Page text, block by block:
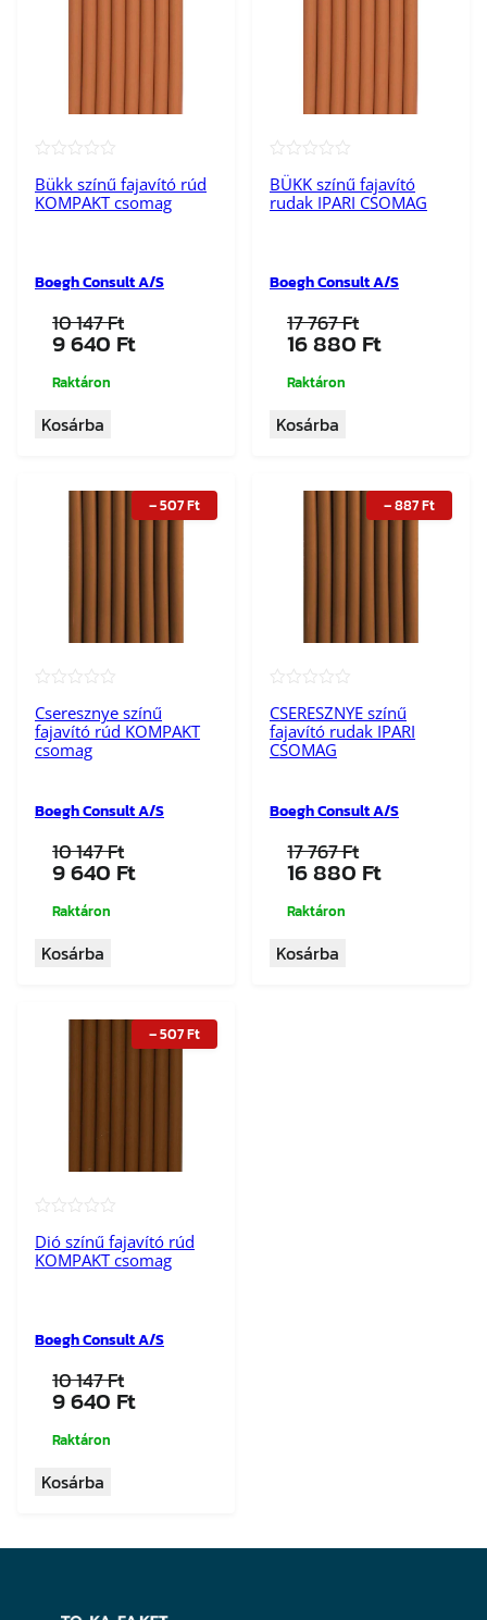
Bükk színű fajavító rúd
KOMPAKT csomag
Boegh Consult A/S
10 147Ft
Original
was:
147 Ft.
9 640 FtCurrent
Raktáron
Kosárba
BÜKK színű fajavító
rudak IPARI CSOMAG
Boegh Consult A/S
17 767Ft
Original
was:
767 Ft.
16 880 FtCurrent
Raktáron
Kosárba
–507Ft
Cseresznye színű
fajavító rúd KOMPAKT
csomag
Boegh Consult A/S
10 147Ft
Original
was:
147 Ft.
9 640 FtCurrent
Raktáron
Kosárba
–887Ft
CSERESZNYE színű
fajavító rudak IPARI
CSOMAG
Boegh Consult A/S
17 767Ft
Original
was:
767 Ft.
16 880 FtCurrent
Raktáron
Kosárba
–507Ft
Dió színű fajavító rúd
KOMPAKT csomag
Boegh Consult A/S
10 147Ft
Original
was:
147 Ft.
9 640 FtCurrent
Raktáron
Kosárba